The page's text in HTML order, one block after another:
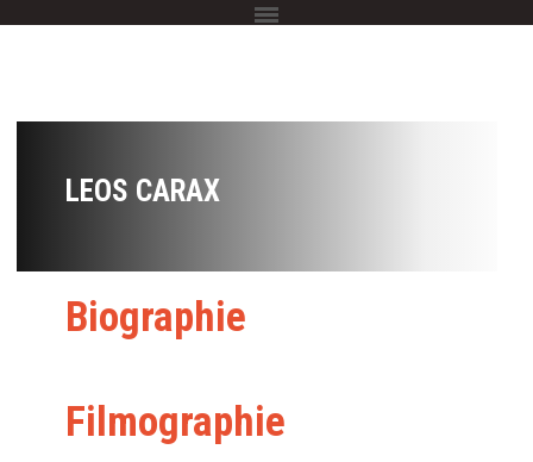
LEOS CARAX
Biographie
Filmographie